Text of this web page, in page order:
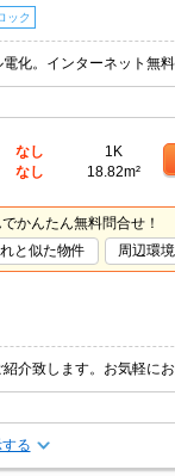
ック
なし
なし
1K
18.82m²
かんたん無料問合せ！
れと似た物件 周辺環境
る